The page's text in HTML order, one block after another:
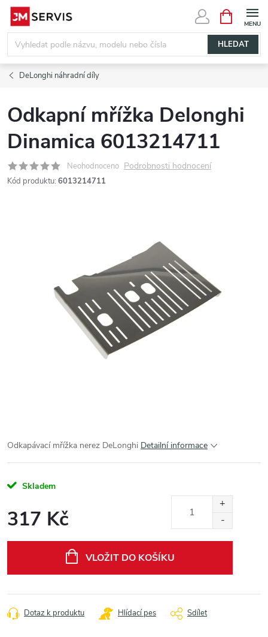
Přejít
obsah
HLEDAT
NÁKUPNÍ
KOŠÍK
DeLonghi náhradní díly
Odkapní mřížka Delonghi
Dinamica 6013214711
Neohodnoceno Podrobnosti hodnocení
Kód produktu: 6013214711
Odkapávací mřížka nerez DeLonghi Detailní informace
Skladem
317 Kč
VLOŽIT DO KOŠÍKU
Dotaz k produktu Hlídací pes Sdílet